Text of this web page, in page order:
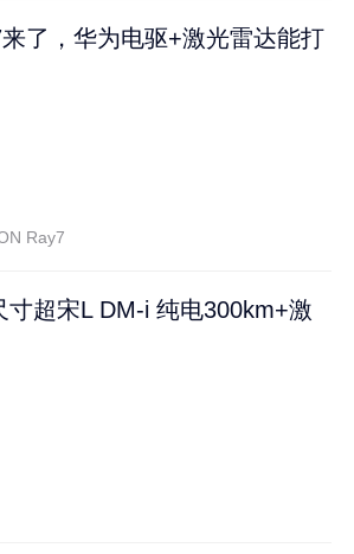
了，华为电驱+激光雷达能打
Ray7
寸超宋L DM-i 纯电300km+激